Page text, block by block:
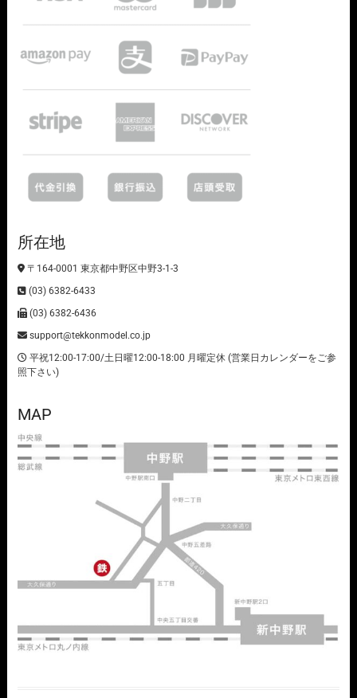
所在地
〒164-0001 東京都中野区中野3-1-3
(03) 6382-6433
(03) 6382-6436
support@tekkonmodel.co.jp
平祝12:00-17:00/土日曜12:00-18:00 月曜定休 (営業日カレンダーをご参
照下さい)
MAP